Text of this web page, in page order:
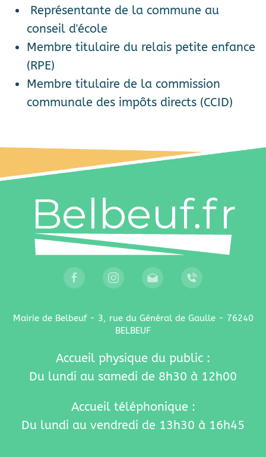
Représentante de la commune au
conseil d'école
Membre titulaire du relais petite enfance
(RPE)
Membre titulaire de la commission
communale des impôts directs (CCID)
Mairie de Belbeuf - 3, rue du Général de Gaulle - 76240
BELBEUF
Accueil physique du public :
Du lundi au samedi de 8h30 à 12h00
Accueil téléphonique :
Du lundi au vendredi de 13h30 à 16h45